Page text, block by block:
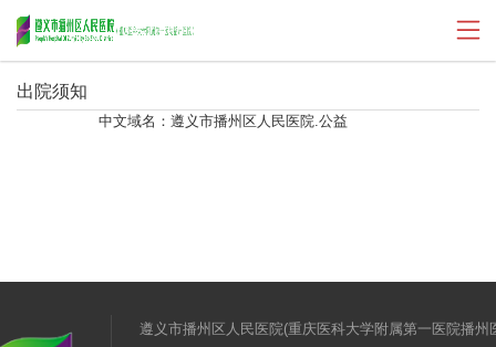
中文域名：遵义市播州区人民医院.公益
出院须知
遵义市播州区人民医院(重庆医科大学附属第一医院播州